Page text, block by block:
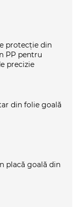
protecție din
PP pentru
precizie
din folie goală
placă goală din